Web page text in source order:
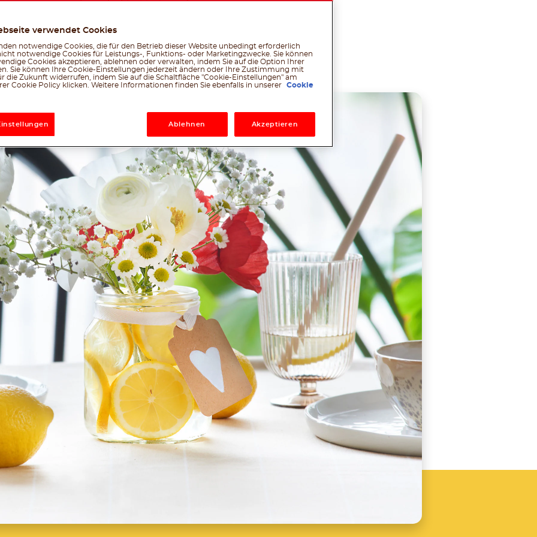
was dir gefällt Facebook
Twitter
EmailWhatsApp
Pinterest
verwendet Cookies
notwendige Cookies, die für den Betrieb dieser Website unbedingt erforderlich
notwendige Cookies für Leistungs-, Funktions- oder Marketingzwecke. Sie können
Cookies akzeptieren, ablehnen oder verwalten, indem Sie auf die Option Ihrer
Sie können Ihre Cookie-Einstellungen jederzeit ändern oder Ihre Zustimmung mit
die Zukunft widerrufen, indem Sie auf die Schaltfläche "Cookie-Einstellungen" am
Cookie Policy klicken. Weitere Informationen finden Sie ebenfalls in unserer
Cookie
Ablehnen Akzeptieren